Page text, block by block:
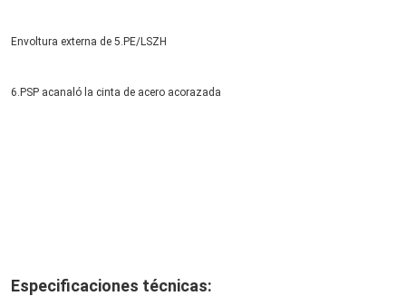
Envoltura externa de 5.PE/LSZH
6.PSP acanaló la cinta de acero acorazada
Especificaciones técnicas: